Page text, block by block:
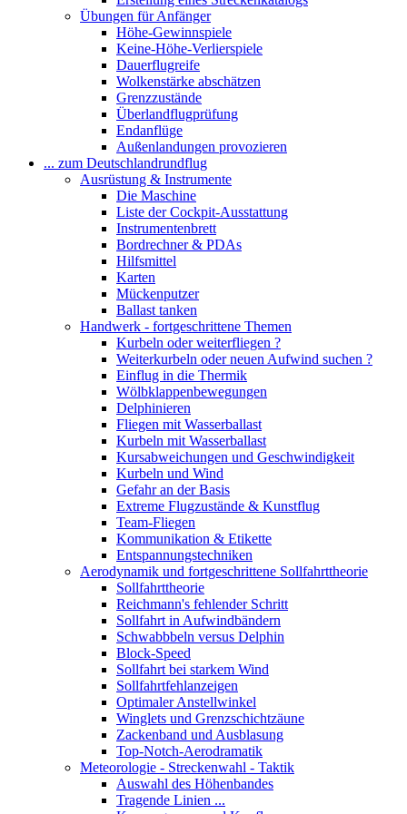
Übungen für Anfänger
Höhe-Gewinnspiele
Keine-Höhe-Verlierspiele
Dauerflugreife
Wolkenstärke abschätzen
Grenzzustände
Überlandflugprüfung
Endanflüge
Außenlandungen provozieren
... zum Deutschlandrundflug
Ausrüstung & Instrumente
Die Maschine
Liste der Cockpit-Ausstattung
Instrumentenbrett
Bordrechner & PDAs
Hilfsmittel
Karten
Mückenputzer
Ballast tanken
Handwerk - fortgeschrittene Themen
Kurbeln oder weiterfliegen ?
Weiterkurbeln oder neuen Aufwind suchen ?
Einflug in die Thermik
Wölbklappenbewegungen
Delphinieren
Fliegen mit Wasserballast
Kurbeln mit Wasserballast
Kursabweichungen und Geschwindigkeit
Kurbeln und Wind
Gefahr an der Basis
Extreme Flugzustände & Kunstflug
Team-Fliegen
Kommunikation & Etikette
Entspannungstechniken
Aerodynamik und fortgeschrittene Sollfahrttheorie
Sollfahrttheorie
Reichmann's fehlender Schritt
Sollfahrt in Aufwindbändern
Schwabbbeln versus Delphin
Block-Speed
Sollfahrt bei starkem Wind
Sollfahrtfehlanzeigen
Optimaler Anstellwinkel
Winglets und Grenzschichtzäune
Zackenband und Ausblasung
Top-Notch-Aerodramatik
Meteorologie - Streckenwahl - Taktik
Auswahl des Höhenbandes
Tragende Linien ...